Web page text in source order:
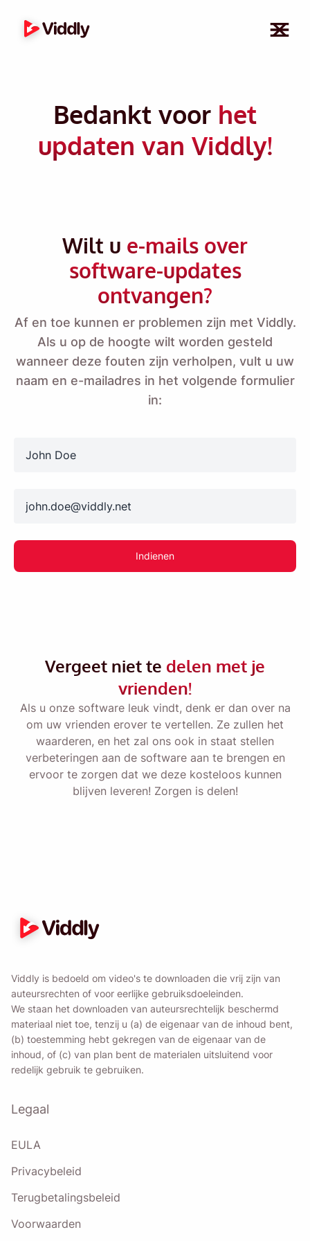
Bedankt voor het
updaten van Viddly!
Wilt u e-mails over
software-updates
ontvangen?
Af en toe kunnen er problemen zijn met Viddly.
Als u op de hoogte wilt worden gesteld
wanneer deze fouten zijn verholpen, vult u uw
naam en e-mailadres in het volgende formulier
in:
Indienen
Vergeet niet te delen met je
vrienden!
Als u onze software leuk vindt, denk er dan over na
om uw vrienden erover te vertellen. Ze zullen het
waarderen, en het zal ons ook in staat stellen
verbeteringen aan de software aan te brengen en
ervoor te zorgen dat we deze kosteloos kunnen
blijven leveren! Zorgen is delen!
Viddly is bedoeld om video's te downloaden die vrij zijn van
auteursrechten of voor eerlijke gebruiksdoeleinden.
We staan ​​het downloaden van auteursrechtelijk beschermd
materiaal niet toe, tenzij u (a) de eigenaar van de inhoud bent,
(b) toestemming hebt gekregen van de eigenaar van de
inhoud, of (c) van plan bent de materialen uitsluitend voor
redelijk gebruik te gebruiken.
Legaal
EULA
Privacybeleid
Terugbetalingsbeleid
Voorwaarden
downloaden wanneer u weer op MacOS of
Windows PC zit.